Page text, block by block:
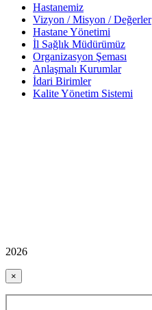
Hastanemiz
Vizyon / Misyon / Değerler
Hastane Yönetimi
İl Sağlık Müdürümüz
Organizasyon Şeması
Anlaşmalı Kurumlar
İdari Birimler
Kalite Yönetim Sistemi
2026
×